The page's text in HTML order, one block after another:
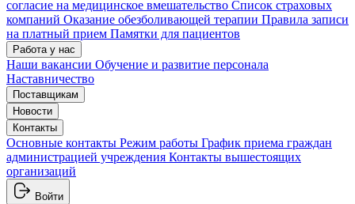
согласие на медицинское вмешательство Список страховых
компаний Оказание обезболивающей терапии Правила записи
на платный прием Памятки для пациентов
Работа у нас
Наши вакансии Обучение и развитие персонала
Наставничество
Поставщикам
Новости
Контакты
Основные контакты Режим работы График приема граждан
администрацией учреждения Контакты вышестоящих
организаций
Войти